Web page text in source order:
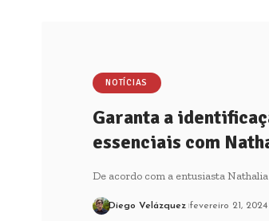
NOTÍCIAS
Garanta a
essenciais com
De acordo com a entusiasta
Diego Velázquez fevereiro 21, 2024